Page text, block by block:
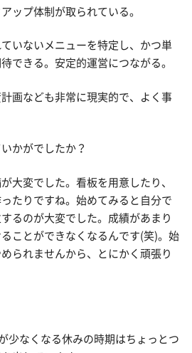
ップ体制が取られている。
いないメニューを特定し、かつ単
できる。安定的運営につながる。
画なども非常に現実的で、よく事
かがでしたか？
大変でした。看板を用意したり、
たりですね。始めてみると自分で
るのが大変でした。成績があまり
ことができなくなるんです(笑)。始
られませんから、とにかく頑張り
なくなる休みの時期はちょっとつ